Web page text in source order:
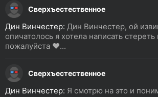
Сверхъестественное
Дин Винчестер: Дин Винчестер, ой
опичатолось я хотела написать стереть
пожалуйста ❤️...
Сверхъестественное
Дин Винчестер: Я смотрю на это и